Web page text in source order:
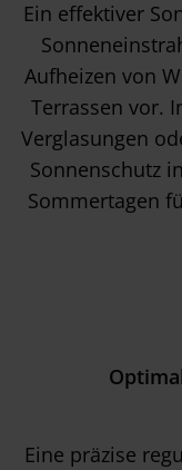
Ein effektiver
Aufheizen von
Terrassen vor.
Verglasungen
Sonnenschutz
Sommertagen
Eine präzise